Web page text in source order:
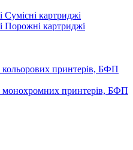
Сумісні картриджі
Порожні картриджі
кольорових принтерів, БФП
монохромних принтерів, БФП